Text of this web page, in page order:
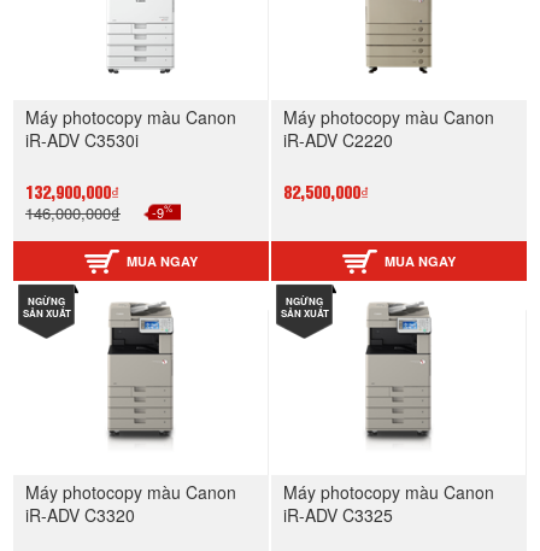
Máy photocopy màu Canon
iR-ADV C3530i
132,900,000₫
146,000,000₫ -9%
MUA NGAY
Máy photocopy màu Canon
iR-ADV C2220
82,500,000₫
MUA NGAY
NGỪNG
SẢN XUẤT
Máy photocopy màu Canon
iR-ADV C3320
NGỪNG
SẢN XUẤT
Máy photocopy màu Canon
iR-ADV C3325